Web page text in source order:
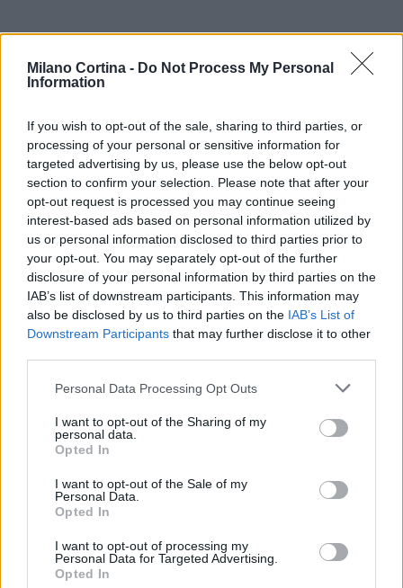
Milano Cortina - Do Not Process My Personal
Information
If you wish to opt-out of the sale, sharing to third parties, or
processing of your personal or sensitive information for
targeted advertising by us, please use the below opt-out
section to confirm your selection. Please note that after your
opt-out request is processed you may continue seeing
interest-based ads based on personal information utilized by
us or personal information disclosed to third parties prior to
your opt-out. You may separately opt-out of the further
disclosure of your personal information by third parties on the
IAB’s list of downstream participants. This information may
also be disclosed by us to third parties on the IAB’s List of
Downstream Participants that may further disclose it to other
Please note that this website/app uses one or more Google
not limited to your visit or usage behaviour. You may click to
grant or deny consent to Google and its third-party tags to
use your data for below specified purposes in below Google
consent section.
Personal Data Processing Opt Outs
I want to opt-out of the Sharing of my
personal data.
Opted In
I want to opt-out of the Sale of my
Personal Data.
Opted In
I want to opt-out of processing my
Personal Data for Targeted Advertising.
Opted In
AUTORE
AiAdhubMedia